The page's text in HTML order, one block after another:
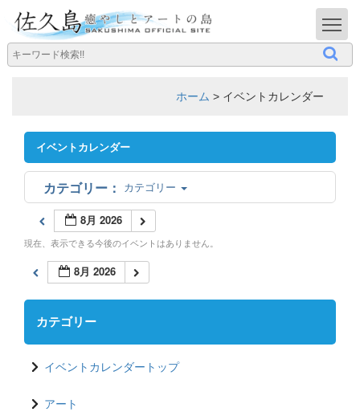
ホーム > イベントカレンダー
イベントカレンダー
カテゴリー
8月 2026
現在、表示できる今後のイベントはありません。
8月 2026
カテゴリー
イベントカレンダートップ
アート